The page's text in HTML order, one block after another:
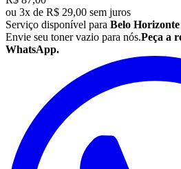
ou 3x de R$ 29,00 sem juros
Serviço disponível para Belo Horizonte
Envie seu toner vazio para nós.Peça a
WhatsApp.